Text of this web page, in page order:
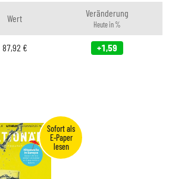
Wert Veränderung
Heute in %
87,92 € +1,59